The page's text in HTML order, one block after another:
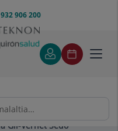
932 906 200
Gil-Vernet Sedo